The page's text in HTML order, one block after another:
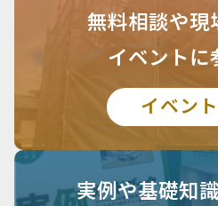
無料相談や現
イベントに
イベン
実例や基礎知